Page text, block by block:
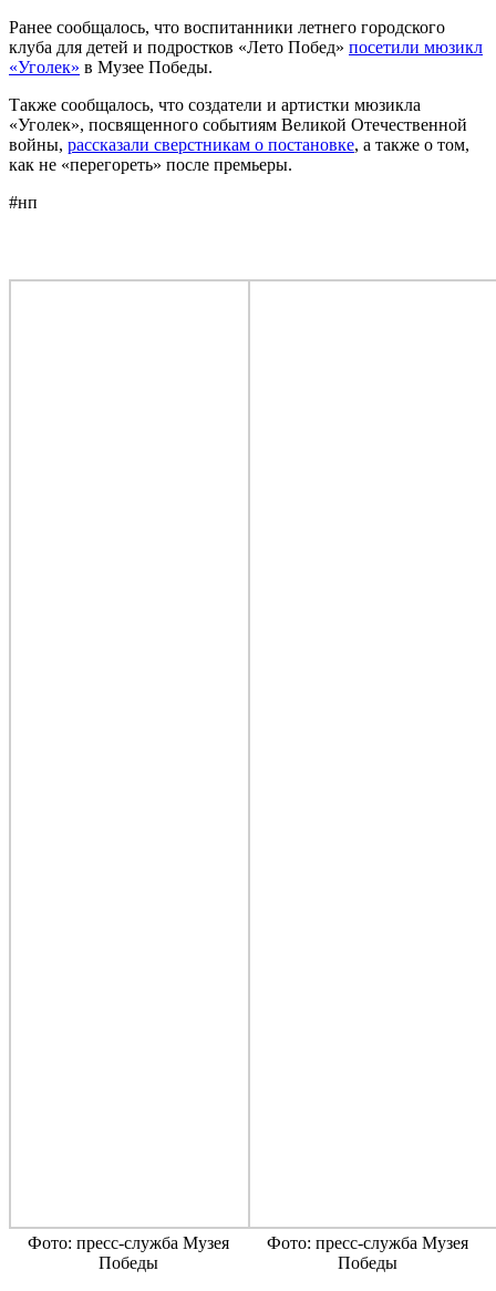
Ранее сообщалось, что воспитанники летнего городского
клуба для детей и подростков «Лето Побед» посетили мюзикл
«Уголек» в Музее Победы.
Также сообщалось, что создатели и артистки мюзикла
«Уголек», посвященного событиям Великой Отечественной
войны, рассказали сверстникам о постановке, а также о том,
как не «перегореть» после премьеры.
#нп
Фото: пресс-служба Музея
Победы
Фото: пресс-служба Музея
Победы